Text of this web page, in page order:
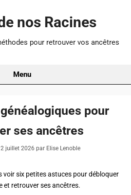
nos Racines
pour retrouver vos ancêtres
Menu
pour
ses ancêtres
juillet 2026 par Elise Lenoble
voir six petites astuces pour débloquer
et retrouver ses ancêtres.